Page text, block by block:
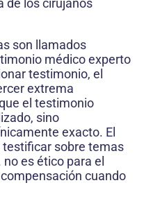
de los cirujanos
son llamados
médico experto
testimonio, el
extrema
el testimonio
sino
exacto. El
sobre temas
es ético para el
cuando